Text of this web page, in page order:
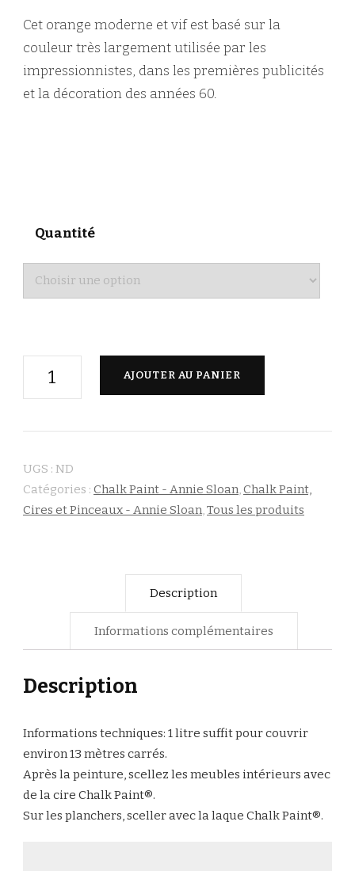
Cet orange moderne et vif est basé sur la
couleur très largement utilisée par les
impressionnistes, dans les premières publicités
et la décoration des années 60.
Quantité
Orange
Annie
Sloan
AJOUTER AU PANIER
UGS : ND
Catégories : Chalk Paint - Annie Sloan Chalk Paint,
Cires et Pinceaux - Annie Sloan Tous les produits
Description
Informations complémentaires
Description
Informations techniques: 1 litre suffit pour couvrir
environ 13 mètres carrés.
Après la peinture, scellez les meubles intérieurs avec
de la cire Chalk Paint®.
Sur les planchers, sceller avec la laque Chalk Paint®.